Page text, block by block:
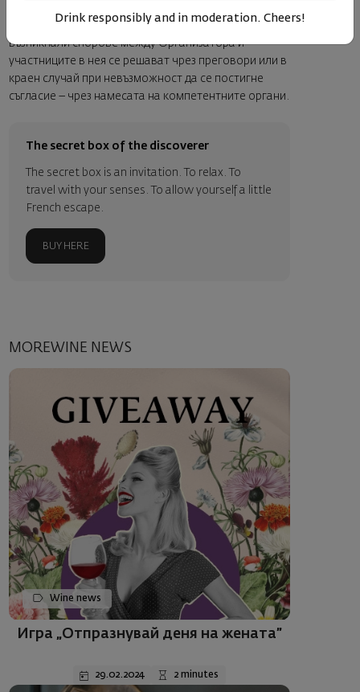
смята за неподходящо и неуместно. Евентуално
възникнали спорове между Организатора и
участниците в нея се решават чрез преговори или в
краен случай при невъзможност да се постигне
съгласие – чрез намесата на компетентните органи.
The secret box of the discoverer
The secret box is an invitation. To relax. To
travel with your senses. To allow yourself a little
French escape.
BUY HERE
MOREWINE NEWS
Wine news
Игра „Отпразнувай деня на жената”
29.02.2024 2 minutes
Drink responsibly and in moderation. Cheers!